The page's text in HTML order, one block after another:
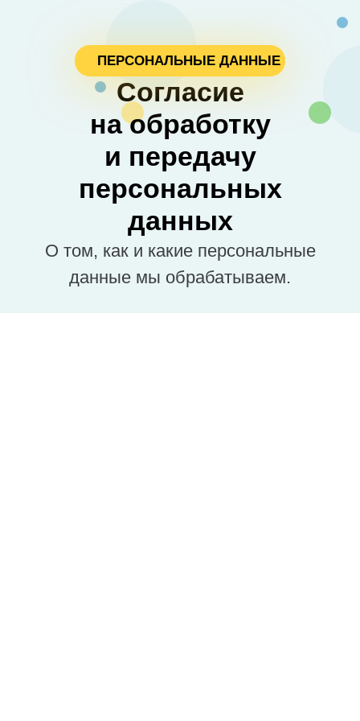
ПЕРСОНАЛЬНЫЕ ДАННЫЕ
Согласие
на обработку
и передачу
персональных
данных
данные мы обрабатываем.